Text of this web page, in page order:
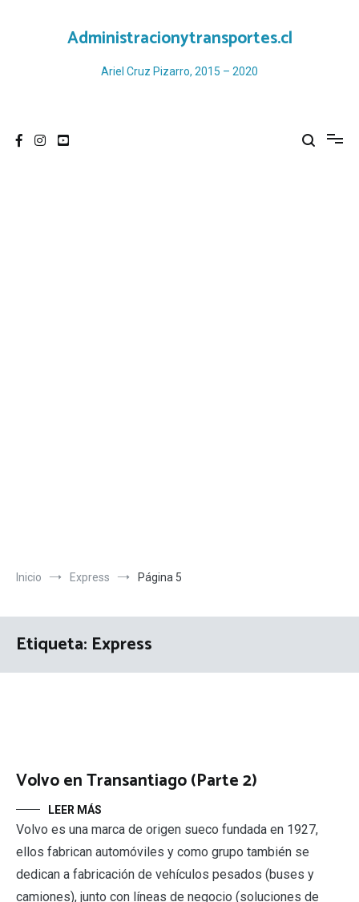
Administracionytransportes.cl
Ariel Cruz Pizarro, 2015 – 2020
Inicio Express Página 5
Etiqueta: Express
Volvo en Transantiago (Parte 2)
LEER MÁS
Volvo es una marca de origen sueco fundada en 1927,
ellos fabrican automóviles y como grupo también se
dedican a fabricación de vehículos pesados (buses y
camiones), junto con líneas de negocio (soluciones de